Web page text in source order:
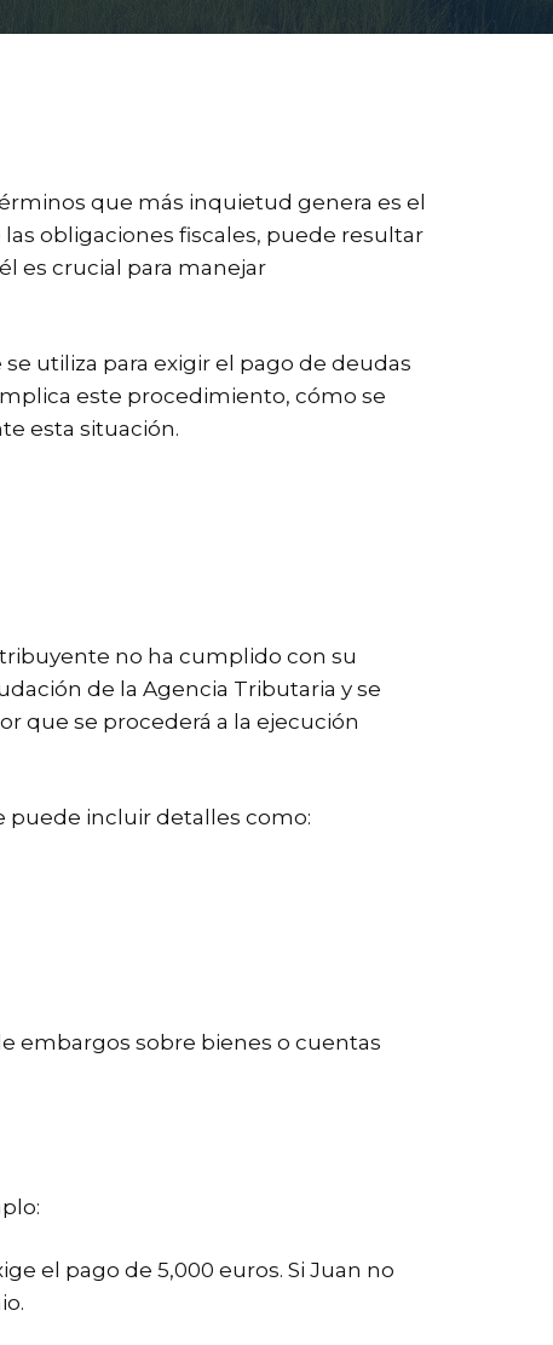
que más inquietud genera es el
obligaciones fiscales, puede resultar
es crucial para manejar
utiliza para exigir el pago de deudas
este procedimiento, cómo se
esta situación.
no ha cumplido con su
de la Agencia Tributaria y se
que se procederá a la ejecución
puede incluir detalles como:
embargos sobre bienes o cuentas
el pago de 5,000 euros. Si Juan no